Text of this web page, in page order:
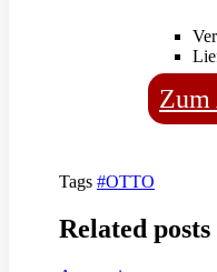
Zum
Tags #OTTO
Related posts